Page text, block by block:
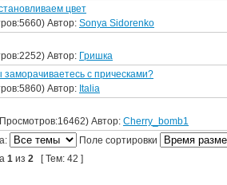
цвет
Автор: Sonya Sidorenko
Автор: Гришка
с прическами?
Автор: Italia
Автор: Cherry_bomb1
Поле сортировки
1 из 2 [ Тем: 42 ]